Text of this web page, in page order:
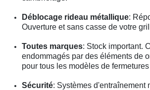
Déblocage rideau métallique:
Ouverture et sans casse de votre
Toutes marques: Stock important.
endommagés par des éléments de
pour tous les modèles de
Sécurité: Systèmes d'entraînement